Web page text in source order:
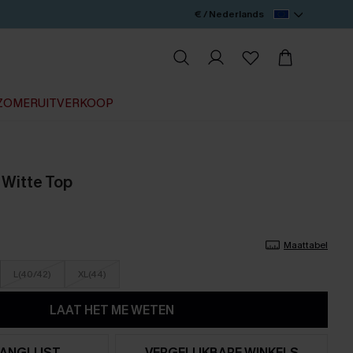
€ / Nederlands
Top
Maattabel
L(40/42) XL(44)
LAAT HET ME WETEN